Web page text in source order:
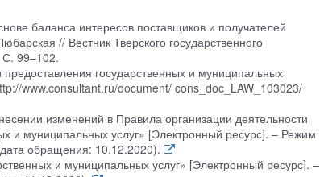
баланса интересов поставщиков и получателей
// Вестник Тверского государственного
99–102.
государственных и муниципальных
www.consultant.ru/document/ cons_doc_LAW_103023/
изменений в Правила организации деятельности
и муниципальных услуг» [Электронный ресурс]. – Режим
обращения: 10.12.2020).
и муниципальных услуг» [Электронный ресурс]. –